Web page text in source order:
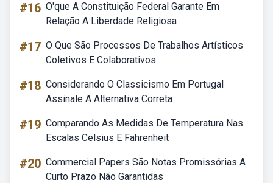
#16 O'que A Constituição Federal Garante Em
Relação A Liberdade Religiosa
#17 O Que São Processos De Trabalhos Artísticos
Coletivos E Colaborativos
#18 Considerando O Classicismo Em Portugal
Assinale A Alternativa Correta
#19 Comparando As Medidas De Temperatura Nas
Escalas Celsius E Fahrenheit
#20 Commercial Papers São Notas Promissórias A
Curto Prazo Não Garantidas